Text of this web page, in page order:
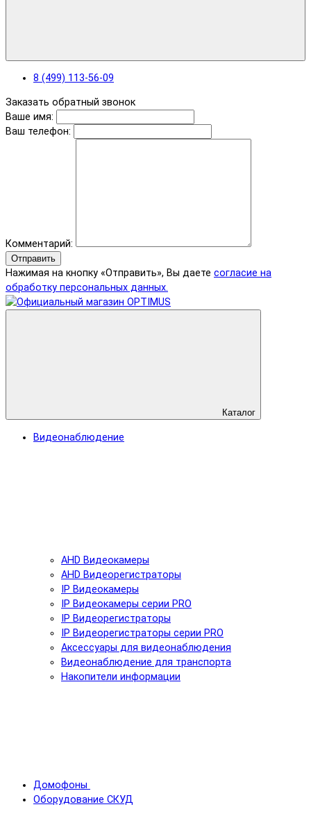
8 (499) 113-56-09
Заказать обратный звонок
Ваше имя:
Ваш телефон:
Комментарий:
Отправить
Нажимая на кнопку «Отправить», Вы даете согласие на
обработку персональных данных.
Каталог
Видеонаблюдение
AHD Видеокамеры
AHD Видеорегистраторы
IP Видеокамеры
IP Видеокамеры серии PRO
IP Видеорегистраторы
IP Видеорегистраторы серии PRO
Аксессуары для видеонаблюдения
Видеонаблюдение для транспорта
Накопители информации
Домофоны
Оборудование СКУД